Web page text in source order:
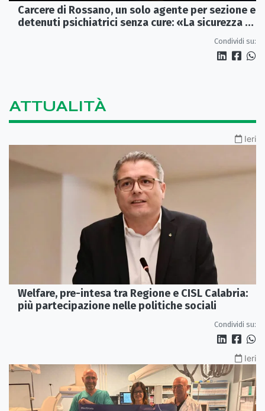
Carcere di Rossano, un solo agente per sezione e
detenuti psichiatrici senza cure: «La sicurezza è
Condividi su:
ATTUALITÀ
Ieri
Welfare, pre-intesa tra Regione e CISL Calabria:
più partecipazione nelle politiche sociali
Condividi su:
Ieri